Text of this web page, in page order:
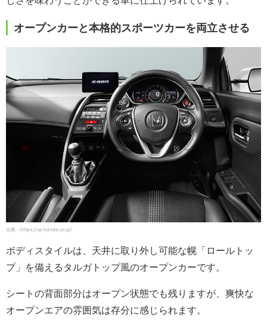
オープンカーと本格的スポーツカーを両立させる
出典：https://sp.honda.co.jp/
ボディスタイルは、天井に取り外し可能な幌「ロールトッ
プ」を備えるタルガトップ風のオープンカーです。
シートの背面部分はオープン状態でも残りますが、爽快な
オープンエアの雰囲気は存分に感じられます。